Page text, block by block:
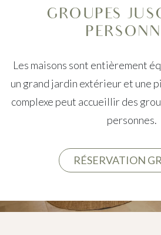
GROUPES
Les maisons sont entièrement
un grand jardin extérieur et une
complexe peut accueillir des
personnes.
RÉSERVATION